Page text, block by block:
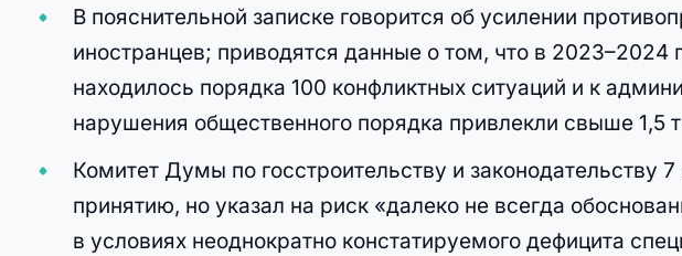
В пояснительной записке говорится об усилении
иностранцев; приводятся данные о том, что в 2023–2024
находилось порядка 100 конфликтных ситуаций и к
нарушения общественного порядка привлекли свыше 1,5
Комитет Думы по госстроительству и законодательству
принятию, но указал на риск «далеко не всегда
в условиях неоднократно констатируемого дефицита